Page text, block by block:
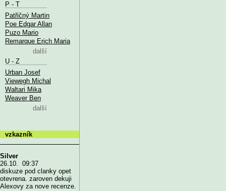
P - T
Patřičný Martin
Poe Edgar Allan
Puzo Mario
Remarque Erich Maria
další
U - Z
Urban Josef
Viewegh Michal
Waltari Mika
Weaver Ben
další
vzkazník
Silver
26.10. 09:37
diskuze pod clanky opet
otevrena. zaroven dekuji
Alexovy za nove recenze.